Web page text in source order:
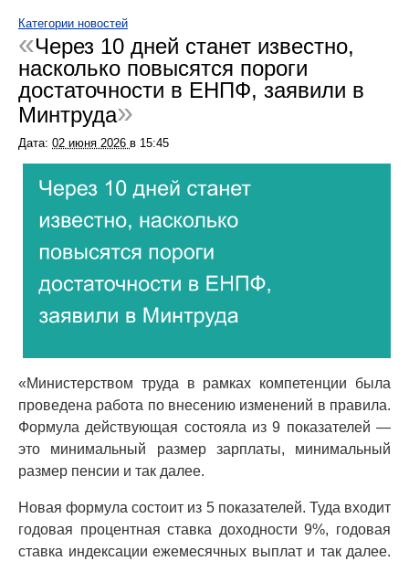
Категории новостей
Через 10 дней станет известно,
насколько повысятся пороги
достаточности в ЕНПФ, заявили в
Минтруда
Дата: 02 июня 2026 в 15:45
«Министерством труда в рамках компетенции была
проведена работа по внесению изменений в правила.
Формула действующая состояла из 9 показателей —
это минимальный размер зарплаты, минимальный
размер пенсии и так далее.
Новая формула состоит из 5 показателей. Туда входит
годовая процентная ставка доходности 9%, годовая
ставка индексации ежемесячных выплат и так далее.